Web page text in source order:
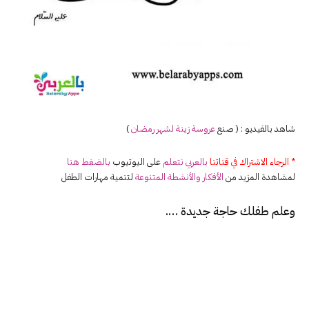
شاهد بالفيديو : ( صنععروسة زينة لشهر رمضان)
* الرجاء الاشتراك في قناتنا بالعربي نتعلم على اليوتيوب بالضغط هنا
لمشاهدة المزيد من الأفكار والأنشطة المتنوعة لتنمية مهارات الطفل
وعلم طفلك حاجة جديدة ….